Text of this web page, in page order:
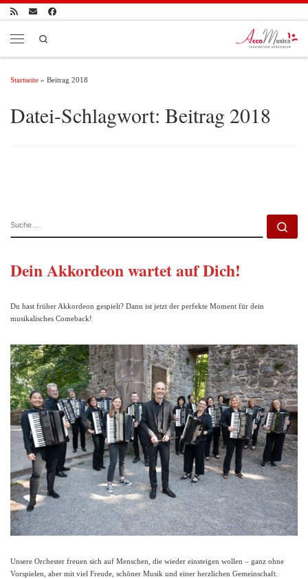
Zum Inhalt springen
Startseite » Beitrag 2018
Datei-Schlagwort: Beitrag 2018
Dein Akkordeon wartet auf Dich!
Du hast früher Akkordeon gespielt? Dann ist jetzt der perfekte Moment für dein
musikalisches Comeback!
Unsere Orchester freuen sich auf Menschen, die wieder einsteigen wollen – ganz ohne
Vorspielen, aber mit viel Freude, schöner Musik und einer herzlichen Gemeinschaft.